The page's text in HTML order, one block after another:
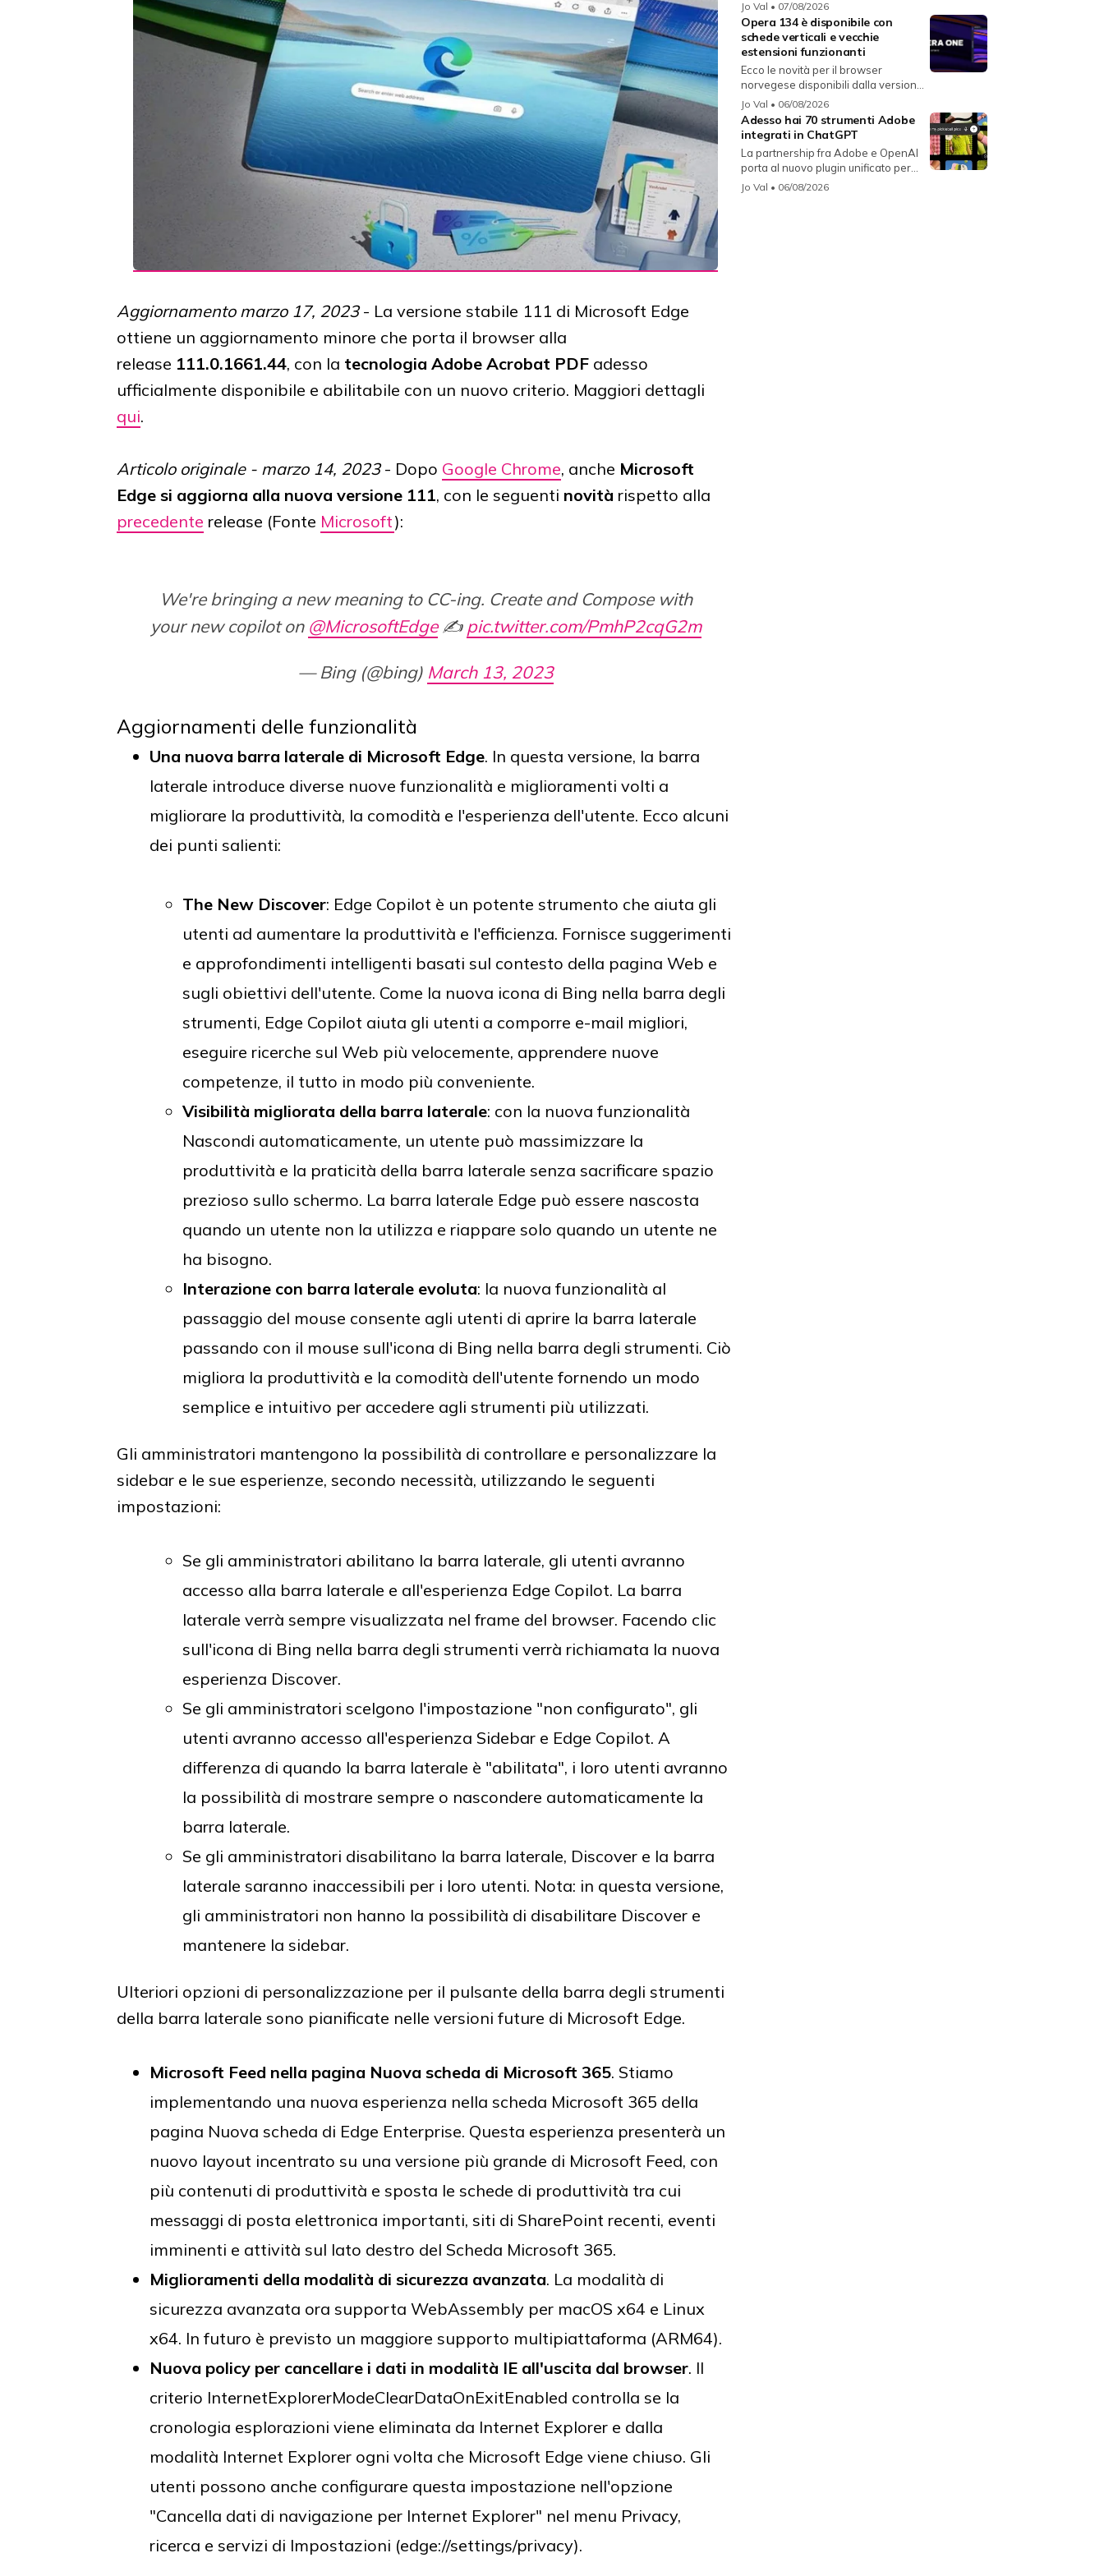
Aggiornamento marzo 17, 2023- La versione stabile 111 di Microsoft Edge
ottiene un aggiornamento minore che porta il browser alla
release 111.0.1661.44, con la tecnologia Adobe Acrobat PDF adesso
ufficialmente disponibile e abilitabile con un nuovo criterio. Maggiori dettagli
qui.
Articolo originale - marzo 14, 2023- Dopo Google Chrome, anche Microsoft
Edge si aggiorna alla nuova versione 111, con le seguenti novità rispetto alla
precedente release (Fonte Microsoft):
We're bringing a new meaning to CC-ing. Create and Compose with
your new copilot on @MicrosoftEdge✍️ pic.twitter.com/PmhP2cqG2m
— Bing (@bing) March 13, 2023
Aggiornamenti delle funzionalità
Una nuova barra laterale di Microsoft Edge. In questa versione, la barra
laterale introduce diverse nuove funzionalità e miglioramenti volti a
migliorare la produttività, la comodità e l'esperienza dell'utente. Ecco alcuni
dei punti salienti:
The New Discover: Edge Copilot è un potente strumento che aiuta gli
utenti ad aumentare la produttività e l'efficienza. Fornisce suggerimenti
e approfondimenti intelligenti basati sul contesto della pagina Web e
sugli obiettivi dell'utente. Come la nuova icona di Bing nella barra degli
strumenti, Edge Copilot aiuta gli utenti a comporre e-mail migliori,
eseguire ricerche sul Web più velocemente, apprendere nuove
competenze, il tutto in modo più conveniente.
Visibilità migliorata della barra laterale: con la nuova funzionalità
Nascondi automaticamente, un utente può massimizzare la
produttività e la praticità della barra laterale senza sacrificare spazio
prezioso sullo schermo. La barra laterale Edge può essere nascosta
quando un utente non la utilizza e riappare solo quando un utente ne
ha bisogno.
Interazione con barra laterale evoluta: la nuova funzionalità al
passaggio del mouse consente agli utenti di aprire la barra laterale
passando con il mouse sull'icona di Bing nella barra degli strumenti. Ciò
migliora la produttività e la comodità dell'utente fornendo un modo
semplice e intuitivo per accedere agli strumenti più utilizzati.
Gli amministratori mantengono la possibilità di controllare e personalizzare la
sidebar e le sue esperienze, secondo necessità, utilizzando le seguenti
impostazioni:
Se gli amministratori abilitano la barra laterale, gli utenti avranno
accesso alla barra laterale e all'esperienza Edge Copilot. La barra
laterale verrà sempre visualizzata nel frame del browser. Facendo clic
sull'icona di Bing nella barra degli strumenti verrà richiamata la nuova
esperienza Discover.
Se gli amministratori scelgono l'impostazione "non configurato", gli
utenti avranno accesso all'esperienza Sidebar e Edge Copilot. A
differenza di quando la barra laterale è "abilitata", i loro utenti avranno
la possibilità di mostrare sempre o nascondere automaticamente la
barra laterale.
Se gli amministratori disabilitano la barra laterale, Discover e la barra
laterale saranno inaccessibili per i loro utenti. Nota: in questa versione,
gli amministratori non hanno la possibilità di disabilitare Discover e
mantenere la sidebar.
Ulteriori opzioni di personalizzazione per il pulsante della barra degli strumenti
della barra laterale sono pianificate nelle versioni future di Microsoft Edge.
Microsoft Feed nella pagina Nuova scheda di Microsoft 365. Stiamo
implementando una nuova esperienza nella scheda Microsoft 365 della
pagina Nuova scheda di Edge Enterprise. Questa esperienza presenterà un
nuovo layout incentrato su una versione più grande di Microsoft Feed, con
più contenuti di produttività e sposta le schede di produttività tra cui
messaggi di posta elettronica importanti, siti di SharePoint recenti, eventi
imminenti e attività sul lato destro del Scheda Microsoft 365.
Miglioramenti della modalità di sicurezza avanzata. La modalità di
sicurezza avanzata ora supporta WebAssembly per macOS x64 e Linux
x64. In futuro è previsto un maggiore supporto multipiattaforma (ARM64).
Nuova policy per cancellare i dati in modalità IE all'uscita dal browser. Il
criterio InternetExplorerModeClearDataOnExitEnabled controlla se la
cronologia esplorazioni viene eliminata da Internet Explorer e dalla
modalità Internet Explorer ogni volta che Microsoft Edge viene chiuso. Gli
utenti possono anche configurare questa impostazione nell'opzione
"Cancella dati di navigazione per Internet Explorer" nel menu Privacy,
ricerca e servizi di Impostazioni (edge://settings/privacy).
Jo Val • 07/08/2026
Opera 134 è disponibile con
schede verticali e vecchie
estensioni funzionanti
Ecco le novità per il browser
norvegese disponibili dalla versione
134...
Jo Val • 06/08/2026
Adesso hai 70 strumenti Adobe
integrati in ChatGPT
La partnership fra Adobe e OpenAI
porta al nuovo plugin unificato per...
Jo Val • 06/08/2026